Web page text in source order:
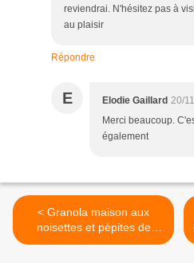
reviendrai. N'hésitez pas à
au plaisir
Répondre
E Elodie Gaillard 20/
Merci beaucoup.
également
< Granola maison aux
noisettes et pépites de
chocolat